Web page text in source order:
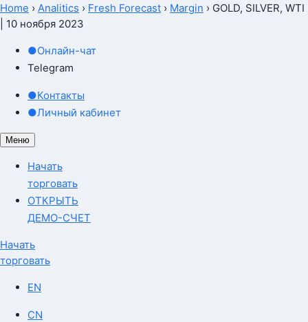
Home › Analitics › Fresh Forecast › Margin › GOLD, SILVER, WTI
| 10 ноября 2023
●Онлайн-чат
Telegram
●Контакты
●Личный кабинет
Меню
Начать
торговать
ОТКРЫТЬ
ДЕМО-СЧЕТ
Начать
торговать
EN
CN